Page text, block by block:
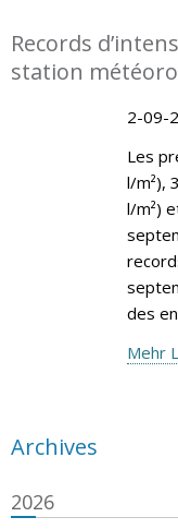
Records
station
2-09-
Les
l/m²),
l/m²)
des
Mehr
Archives
2026